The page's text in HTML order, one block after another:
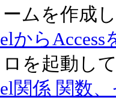
ムを作成
からAccess
を起動し
関係 関数